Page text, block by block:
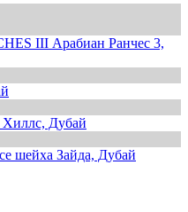
III Арабиан Ранчес 3,
Хиллс, Дубай
шейха Зайда, Дубай